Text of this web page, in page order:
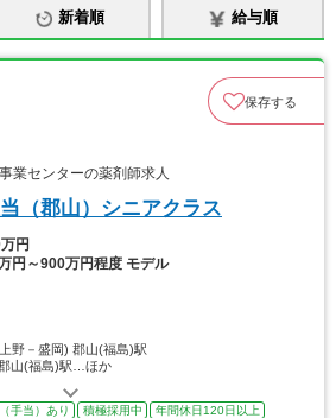
新着順 給与順
保存する
業センターの薬剤師求人
（郡山）シニアクラス
円
円～900万円程度 モデル
野－盛岡) 郡山(福島)駅
郡山(福島)駅…ほか
手当）あり 積極採用中 年間休日120日以上